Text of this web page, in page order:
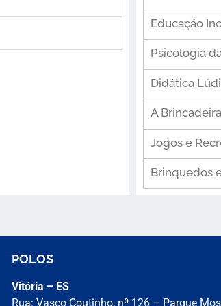
Educação
Psicologia
Didática
A
Jogos e
Brinquedos
POLOS
Vitória – ES
Rua: Vasco Coutinho, nº 126 – Parque